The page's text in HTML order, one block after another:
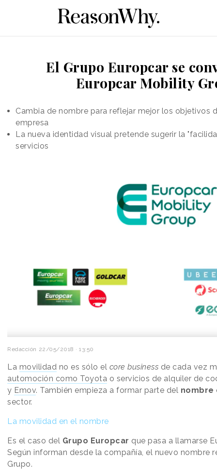
El Grupo Europcar se
Europcar Mobility
Cambia de nombre para reflejar mejor los objetivos
empresa
La nueva identidad visual pretende sugerir la
servicios
Redacción 22/05/2018 · 13:50
La movilidad no es sólo el core business de cada vez
automoción como Toyota o servicios de alquiler de
y Emov. También empieza a formar parte del nombre
sector.
La movilidad en el nombre
Es el caso del Grupo Europcar que pasa a llamarse
Según informan desde la compañía, el nuevo nombre
Grupo.